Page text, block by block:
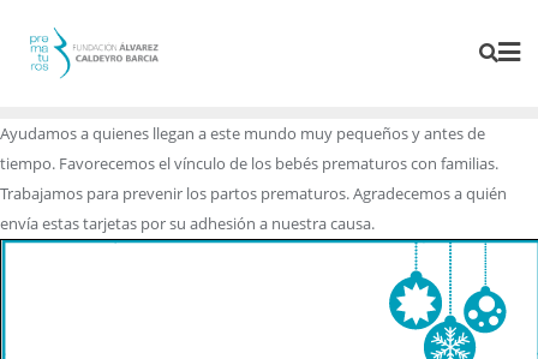
Ayudamos a quienes llegan a este mundo muy pequeños y antes de
tiempo. Favorecemos el vínculo de los bebés prematuros con familias.
Trabajamos para prevenir los partos prematuros. Agradecemos a quién
envía estas tarjetas por su adhesión a nuestra causa.